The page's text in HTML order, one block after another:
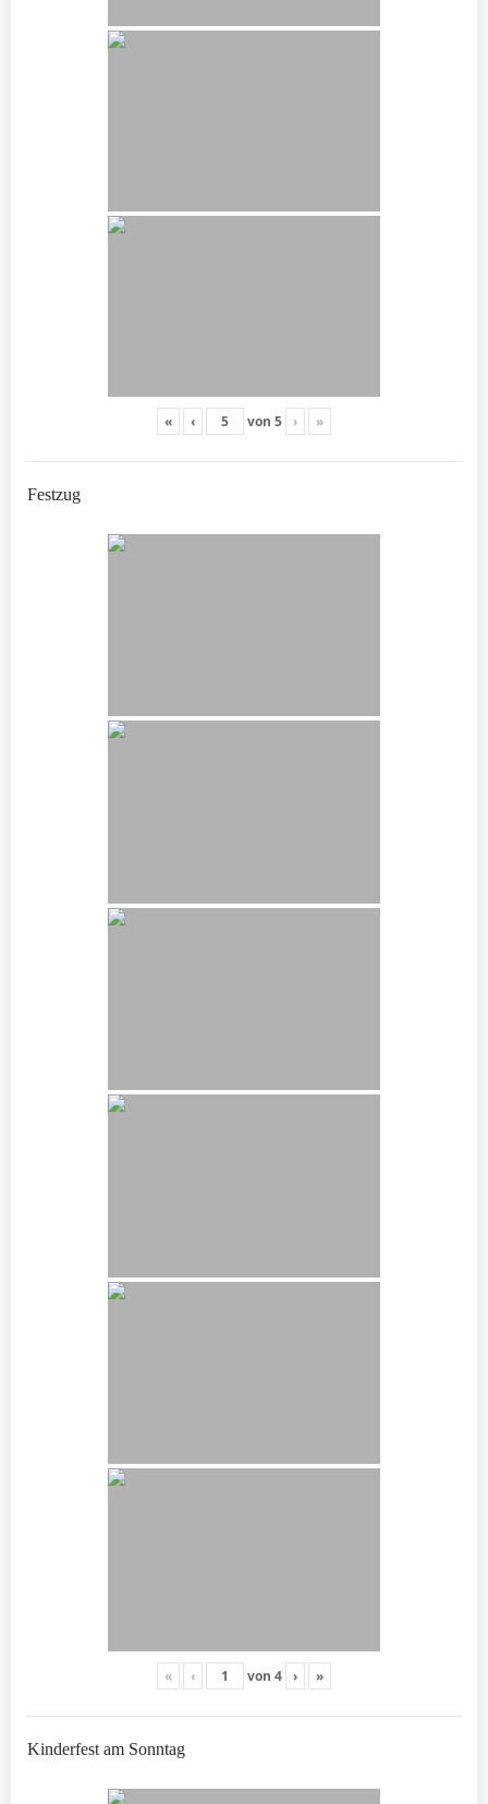
« ‹ von 5 › »
Festzug
« ‹ von 4 › »
Kinderfest am Sonntag